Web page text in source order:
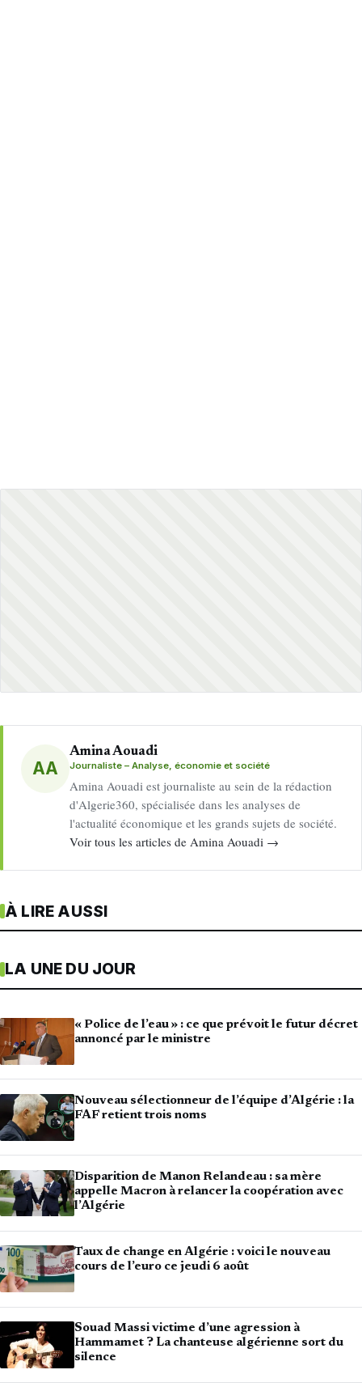
AA
Amina Aouadi
Journaliste – Analyse, économie et société
Amina Aouadi est journaliste au sein de la rédaction
d'Algerie360, spécialisée dans les analyses de
l'actualité économique et les grands sujets de société.
Voir tous les articles de Amina Aouadi →
À LIRE AUSSI
LA UNE DU JOUR
« Police de l’eau » : ce que prévoit le futur décret
annoncé par le ministre
Nouveau sélectionneur de l’équipe d’Algérie : la
FAF retient trois noms
Disparition de Manon Relandeau : sa mère
appelle Macron à relancer la coopération avec
l’Algérie
Taux de change en Algérie : voici le nouveau
cours de l’euro ce jeudi 6 août
Souad Massi victime d’une agression à
Hammamet ? La chanteuse algérienne sort du
silence